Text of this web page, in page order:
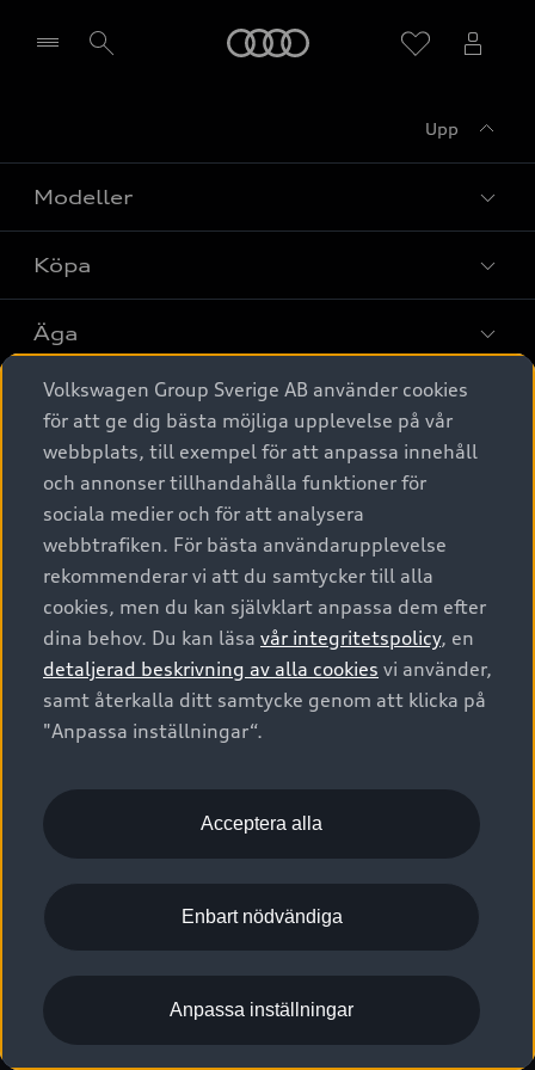
Upp
Modeller
Alla modeller
Elbilar
A6 modellerna
SUV
Avant
Audi Sport
Köpa
Privaterbjudanden
Privatleasing
Nya bilar i lager
Begagnade bilar i lager
Audi approved :plus - så gott som nya
Finansiering
Audi exclusive
Provkörning
Äga
Service & tillbehör
Audi digital services
Originaltillbehör - köp online
Garantier
Försäkring
Digitala manualer för din Audi
Audi Collection – livsstilsartiklar
Vanliga frågor
2G/3G nätet stängs ned - Hur påverkas min bil av detta?
Tjänstebil
Tjänstebil
Business lease online
Företagsleasing
Om Audi Sverige
Kontakta oss
Audi Återförsäljare/-serviceverkstad
myAudi
Pressmeddelanden
Nyhetsbrev
Vårt hållbarhetsarbete
Lediga tjänster huvudkontor
Lediga tjänster hos Audi Återförsäljare
Kommentar till mediauppgifter om dataläcka
© 2026 AUDI SVERIGE. All Rights Reserved.
Utgivare Juridiskt
Juridiskt Audi AG
Juridiskt Audi Digital Giveaway
Anpassa inställningar för cookies
Visselblåsarkanaler
Volkswagen Group Sverige AB använder cookies
för att ge dig bästa möjliga upplevelse på vår
webbplats, till exempel för att anpassa innehåll
och annonser tillhandahålla funktioner för
sociala medier och för att analysera
webbtrafiken. För bästa användarupplevelse
rekommenderar vi att du samtycker till alla
cookies, men du kan självklart anpassa dem efter
dina behov. Du kan läsa vår integritetspolicy, en
detaljerad beskrivning av alla cookies vi använder,
samt återkalla ditt samtycke genom att klicka på
"Anpassa inställningar“.
Acceptera alla
Enbart nödvändiga
Anpassa inställningar